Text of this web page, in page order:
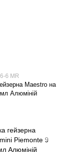
6 MR
Maestro на
Алюміній